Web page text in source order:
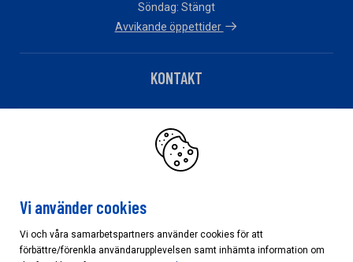
Söndag: Stängt
Avvikande öppettider
KONTAKT
Har du fakturafrågor?
Klicka här
Vi använder cookies
Vi och våra samarbetspartners använder cookies för att
förbättre/förenkla användarupplevelsen samt inhämta information om